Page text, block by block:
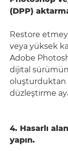
(DPP)
Restore etmeyi
veya yüksek
Adobe
dijital
oluşturduktan
düzleştirme
4. Hasarlı
yapın.